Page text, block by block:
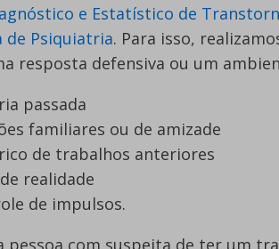
e Estatístico de
de Psiquiatria. Para isso,
resposta defensiva ou um
passada
familiares ou de amizade
de trabalhos anteriores
realidade
de impulsos.
pessoa com suspeita de ter um